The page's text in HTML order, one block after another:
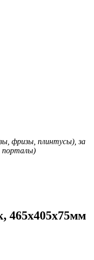
фризы, плинтусы), за
порталы)
465x405x75мм